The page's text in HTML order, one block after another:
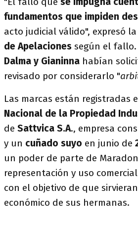
fundamentos que impiden
acto judicial válido", expresó la
de Apelaciones según el fallo.
Dalma y Gianinna habían
revisado por considerarlo "
Las marcas están registradas
Nacional de la Propiedad
de Sattvica S.A., empresa
y un cuñado suyo en junio de
un poder de parte de
representación y uso
con el objetivo de que
económico de sus hermanas.